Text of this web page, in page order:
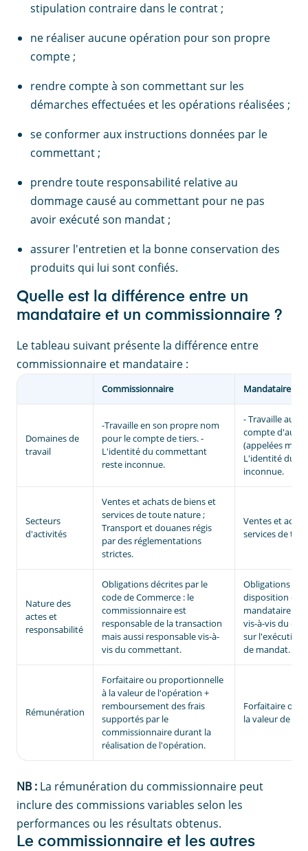
stipulation contraire dans le contrat ;
ne réaliser aucune opération pour son propre
compte ;
rendre compte à son commettant sur les
démarches effectuées et les opérations réalisées ;
se conformer aux instructions données par le
commettant ;
prendre toute responsabilité relative au
dommage causé au commettant pour ne pas
avoir exécuté son mandat ;
assurer l'entretien et la bonne conservation des
produits qui lui sont confiés.
Quelle est la différence entre un
mandataire et un commissionnaire ?
Le tableau suivant présente la différence entre
commissionnaire et mandataire :
Commissionnaire Mandataire
Domaines de
travail
-Travaille en son propre nom
pour le compte de tiers. -
L'identité du commettant
reste inconnue.
- Travaille au
compte
(appelées
L'identité du
inconnue.
Secteurs
d'activités
Ventes et achats de biens et
services de toute nature ;
Transport et douanes régis
par des réglementations
strictes.
Ventes et
services de
Nature des
actes et
responsabilité
Obligations décrites par le
code de Commerce : le
commissionnaire est
responsable de la transaction
mais aussi responsable vis-à-
vis du commettant.
Obligations
disposition du
mandataire est
vis-à-vis du
sur l'exécution
de mandat.
Rémunération
Forfaitaire ou proportionnelle
à la valeur de l'opération +
remboursement des frais
supportés par le
commissionnaire durant la
réalisation de l'opération.
Forfaitaire ou
la valeur de
NB : La rémunération du commissionnaire peut
inclure des commissions variables selon les
performances ou les résultats obtenus.
Le commissionnaire et les autres